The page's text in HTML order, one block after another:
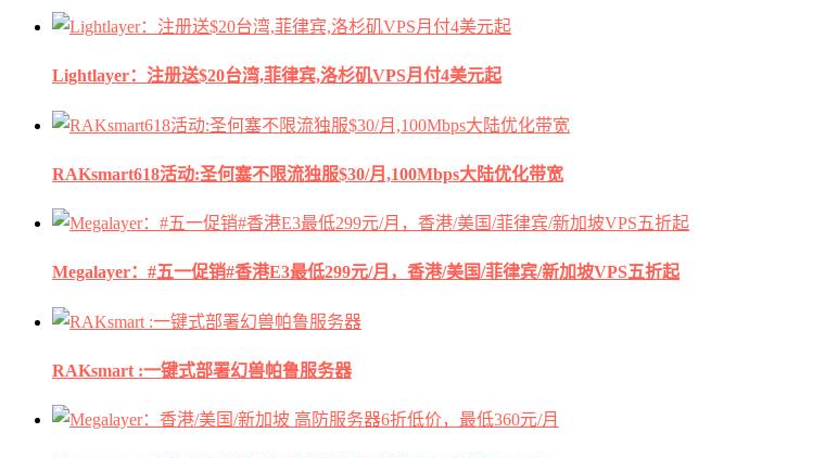
Lightlayer：注册送$20台湾,菲律宾,洛杉矶VPS月付4美元起
RAKsmart618活动:圣何塞不限流独服$30/月,100Mbps大陆优化带宽
Megalayer：#五一促销#香港E3最低299元/月，香港/美国/菲律宾/新加坡VPS五折起
RAKsmart :一键式部署幻兽帕鲁服务器